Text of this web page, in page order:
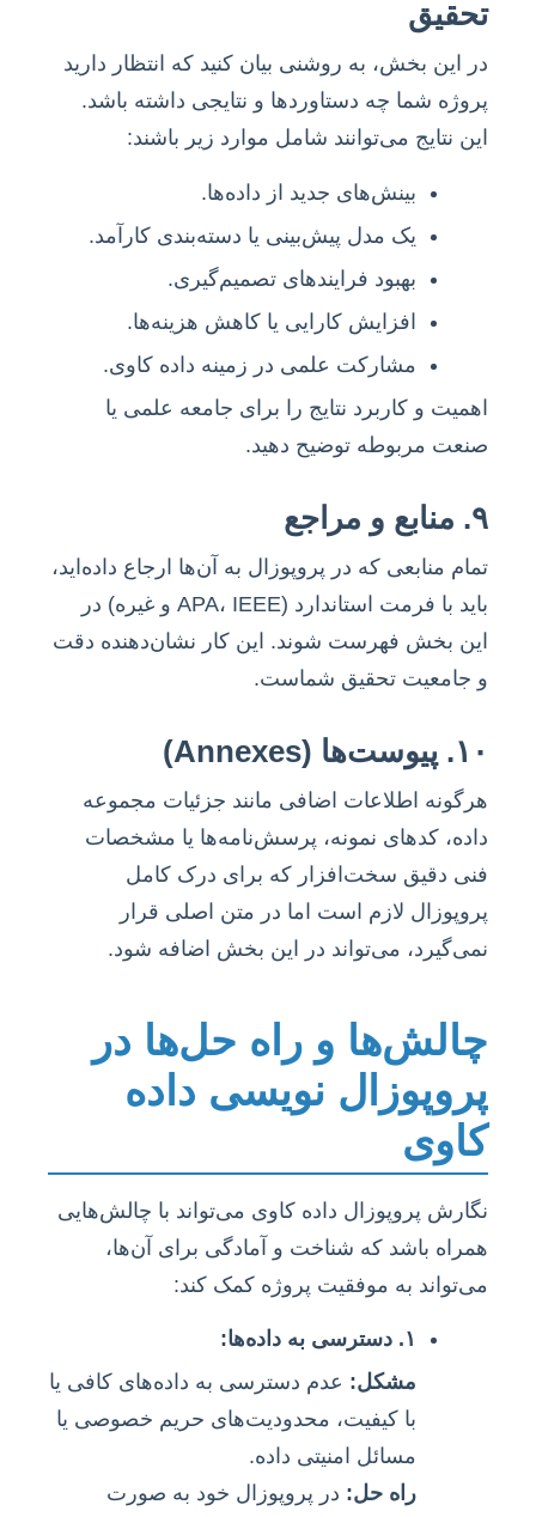
تحقیق
در این بخش، به روشنی بیان کنید که انتظار دارید
پروژه شما چه دستاوردها و نتایجی داشته باشد.
این نتایج می‌توانند شامل موارد زیر باشند:
بینش‌های جدید از داده‌ها.
یک مدل پیش‌بینی یا دسته‌بندی کارآمد.
بهبود فرایندهای تصمیم‌گیری.
افزایش کارایی یا کاهش هزینه‌ها.
مشارکت علمی در زمینه داده کاوی.
اهمیت و کاربرد نتایج را برای جامعه علمی یا
صنعت مربوطه توضیح دهید.
۹. منابع و مراجع
تمام منابعی که در پروپوزال به آن‌ها ارجاع داده‌اید،
باید با فرمت استاندارد (APA، IEEE و غیره) در
این بخش فهرست شوند. این کار نشان‌دهنده دقت
و جامعیت تحقیق شماست.
۱۰. پیوست‌ها (Annexes)
هرگونه اطلاعات اضافی مانند جزئیات مجموعه
داده، کدهای نمونه، پرسش‌نامه‌ها یا مشخصات
فنی دقیق سخت‌افزار که برای درک کامل
پروپوزال لازم است اما در متن اصلی قرار
نمی‌گیرد، می‌تواند در این بخش اضافه شود.
چالش‌ها و راه حل‌ها در
پروپوزال نویسی داده
کاوی
نگارش پروپوزال داده کاوی می‌تواند با چالش‌هایی
همراه باشد که شناخت و آمادگی برای آن‌ها،
می‌تواند به موفقیت پروژه کمک کند:
۱. دسترسی به داده‌ها:
مشکل: عدم دسترسی به داده‌های کافی یا
با کیفیت، محدودیت‌های حریم خصوصی یا
مسائل امنیتی داده.
راه حل: در پروپوزال خود به صورت